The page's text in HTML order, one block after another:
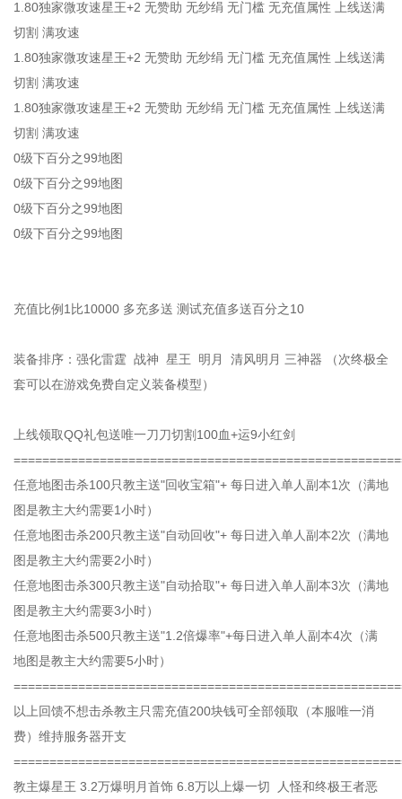
1.80独家微攻速星王+2 无赞助 无纱绢 无门槛 无充值属性 上线送满
切割 满攻速
1.80独家微攻速星王+2 无赞助 无纱绢 无门槛 无充值属性 上线送满
切割 满攻速
1.80独家微攻速星王+2 无赞助 无纱绢 无门槛 无充值属性 上线送满
切割 满攻速
0级下百分之99地图
0级下百分之99地图
0级下百分之99地图
0级下百分之99地图
充值比例1比10000 多充多送 测试充值多送百分之10
装备排序：强化雷霆 战神 星王 明月 清风明月 三神器 （次终极全
套可以在游戏免费自定义装备模型）
上线领取QQ礼包送唯一刀刀切割100血+运9小红剑
任意地图击杀100只教主送"回收宝箱"+ 每日进入单人副本1次（满地
图是教主大约需要1小时）
任意地图击杀200只教主送"自动回收"+ 每日进入单人副本2次（满地
图是教主大约需要2小时）
任意地图击杀300只教主送"自动拾取"+ 每日进入单人副本3次（满地
图是教主大约需要3小时）
任意地图击杀500只教主送"1.2倍爆率"+每日进入单人副本4次（满
地图是教主大约需要5小时）
以上回馈不想击杀教主只需充值200块钱可全部领取（本服唯一消
费）维持服务器开支
教主爆星王 3.2万爆明月首饰 6.8万以上爆一切 人怪和终极王者恶